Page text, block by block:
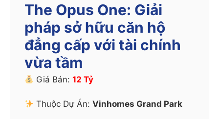
The Opus One: Giải
pháp sở hữu căn hộ
đẳng cấp với tài chính
vừa tầm
Giá Bán:12 Tỷ
Thuộc Dự Án:Vinhomes Grand Park